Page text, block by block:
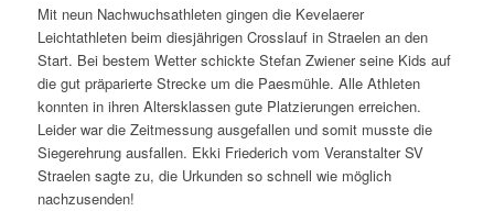
Mit neun Nachwuchsathleten gingen die Kevelaerer
Leichtathleten beim diesjährigen Crosslauf in Straelen an den
Start. Bei bestem Wetter schickte Stefan Zwiener seine Kids auf
die gut präparierte Strecke um die Paesmühle. Alle Athleten
konnten in ihren Altersklassen gute Platzierungen erreichen.
Leider war die Zeitmessung ausgefallen und somit musste die
Siegerehrung ausfallen. Ekki Friederich vom Veranstalter SV
Straelen sagte zu, die Urkunden so schnell wie möglich
nachzusenden!